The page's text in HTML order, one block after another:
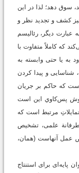
سوق دهد؛ لذا در این
کشف و تجدید نظر و
پیش می‌رود (لاوسون، 1997، ص43). به عبارت دیگر، رئالیسم
که کاملاً متفاوت با
به یا حتی وابسته به
شناسایی و پیدا کردن
است که حاکم بر جریان
روش پس‌كاوي این است
تمایلاتِ مرتبط است که
علمی، تشخیص
عمل آنهاست (همان،
پایه‌ای برای استنتاج